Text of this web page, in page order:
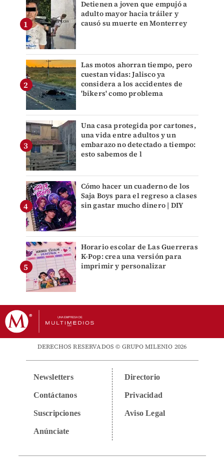
Detienen a joven que empujó a
adulto mayor hacia tráiler y
causó su muerte en Monterrey
Las motos ahorran tiempo, pero
cuestan vidas: Jalisco ya
considera a los accidentes de
'bikers' como problema
Una casa protegida por cartones,
una vida entre adultos y un
embarazo no detectado a tiempo:
esto sabemos de l
Cómo hacer un cuaderno de los
Saja Boys para el regreso a clases
sin gastar mucho dinero | DIY
Horario escolar de Las Guerreras
K-Pop: crea una versión para
imprimir y personalizar
DERECHOS RESERVADOS © GRUPO MILENIO 2026
Newsletters
Contáctanos
Suscripciones
Anúnciate
Directorio
Privacidad
Aviso Legal